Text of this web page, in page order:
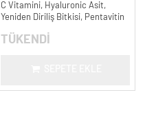
C Vitamini, Hyaluronic Asit,
Yeniden Diriliş Bitkisi, Pentavitin
TÜKENDİ